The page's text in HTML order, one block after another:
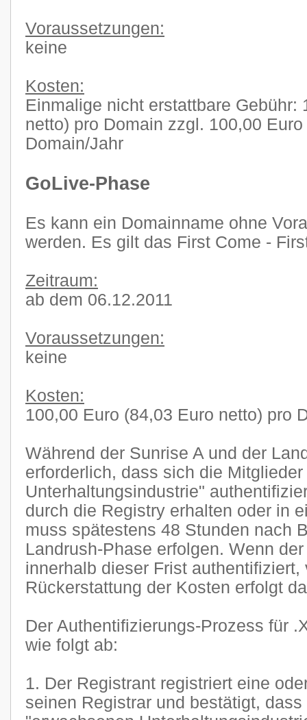
Voraussetzungen:
keine
Kosten:
Einmalige nicht erstattbare Gebühr:
netto) pro Domain zzgl. 100,00
Domain/Jahr
GoLive-Phase
Es kann ein Domainname ohne
werden. Es gilt das First Come -
Zeitraum:
ab dem 06.12.2011
Voraussetzungen:
keine
Kosten:
100,00 Euro (84,03 Euro netto) pro
Während der Sunrise A und der
erforderlich, dass sich die
Unterhaltungsindustrie"
durch die Registry erhalten oder in
muss spätestens 48 Stunden nach
Landrush-Phase erfolgen. Wenn
innerhalb dieser Frist
Rückerstattung der Kosten erfolgt
Der Authentifizierungs-Prozess für
wie folgt ab:
1. Der Registrant registriert eine
seinen Registrar und bestätigt,